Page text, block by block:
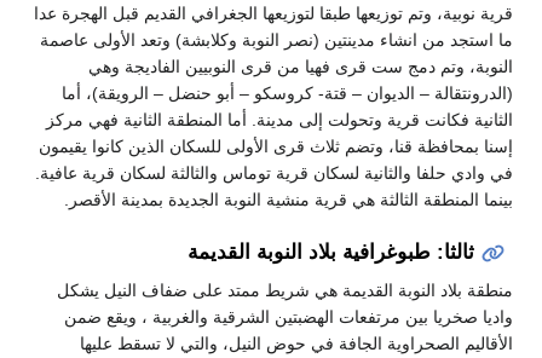
قرية نوبية، وتم توزيعها طبقا لتوزيعها الجغرافي القديم قبل الهجرة عدا
ما استجد من انشاء مدينتين (نصر النوبة وكلابشة) وتعد الأولى عاصمة
النوبة، وتم دمج ست قرى فهيا من قرى النوبيين الفاديجة وهي
(الدرونتقالة – الديوان – قتة- كروسكو – أبو حنضل – الرويقة)، أما
الثانية فكانت قرية وتحولت إلى مدينة. أما المنطقة الثانية فهي مركز
إسنا بمحافظة قنا، وتضم ثلاث قرى الأولى للسكان الذين كانوا يقيمون
في وادي حلفا والثانية لسكان قرية توماس والثالثة لسكان قرية عافية.
بينما المنطقة الثالثة هي قرية منشية النوبة الجديدة بمدينة الأقصر.
ثالثا: طبوغرافية بلاد النوبة القديمة
منطقة بلاد النوبة القديمة هي شريط ممتد على ضفاف النيل يشكل
واديا صخريا بين مرتفعات الهضبتين الشرقية والغربية ، ويقع ضمن
الأقاليم الصحراوية الجافة في حوض النيل، والتي لا تسقط عليها